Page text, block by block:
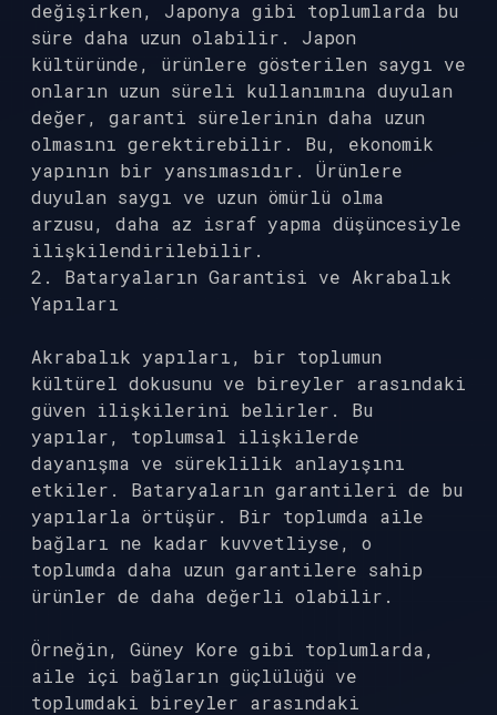
değişirken, Japonya gibi toplumlarda bu
süre daha uzun olabilir. Japon
kültüründe, ürünlere gösterilen saygı ve
onların uzun süreli kullanımına duyulan
değer, garanti sürelerinin daha uzun
olmasını gerektirebilir. Bu, ekonomik
yapının bir yansımasıdır. Ürünlere
duyulan saygı ve uzun ömürlü olma
arzusu, daha az israf yapma düşüncesiyle
ilişkilendirilebilir.
2. Bataryaların Garantisi ve Akrabalık
Yapıları
Akrabalık yapıları, bir toplumun
kültürel dokusunu ve bireyler arasındaki
güven ilişkilerini belirler. Bu
yapılar, toplumsal ilişkilerde
dayanışma ve süreklilik anlayışını
etkiler. Bataryaların garantileri de bu
yapılarla örtüşür. Bir toplumda aile
bağları ne kadar kuvvetliyse, o
toplumda daha uzun garantilere sahip
ürünler de daha değerli olabilir.
Örneğin, Güney Kore gibi toplumlarda,
aile içi bağların güçlülüğü ve
toplumdaki bireyler arasındaki